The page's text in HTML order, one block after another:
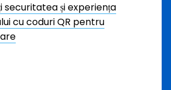
securitatea și experiența
cu coduri QR pentru